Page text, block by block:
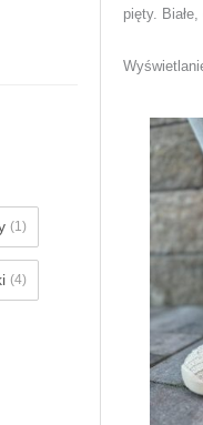
(1)
(4)
pięty.
Showing